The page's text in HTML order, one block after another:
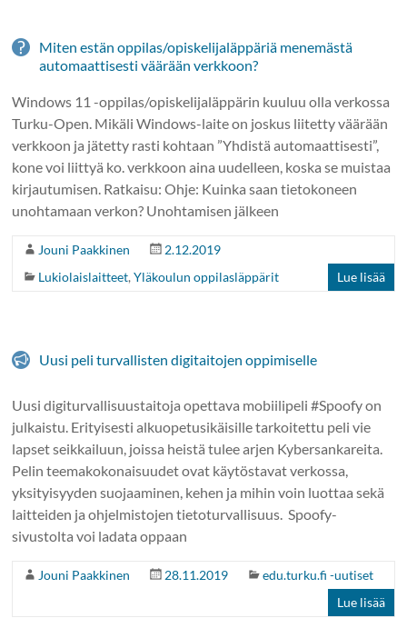
Miten estän oppilas/opiskelijaläppäriä menemästä
automaattisesti väärään verkkoon?
Windows 11 -oppilas/opiskelijaläppärin kuuluu olla verkossa
Turku-Open. Mikäli Windows-laite on joskus liitetty väärään
verkkoon ja jätetty rasti kohtaan ”Yhdistä automaattisesti”,
kone voi liittyä ko. verkkoon aina uudelleen, koska se muistaa
kirjautumisen. Ratkaisu: Ohje: Kuinka saan tietokoneen
unohtamaan verkon? Unohtamisen jälkeen
Jouni Paakkinen
2.12.2019
Lukiolaislaitteet,Yläkoulun oppilasläppärit Lue lisää
Uusi peli turvallisten digitaitojen oppimiselle
Uusi digiturvallisuustaitoja opettava mobiilipeli #Spoofy on
julkaistu. Erityisesti alkuopetusikäisille tarkoitettu peli vie
lapset seikkailuun, joissa heistä tulee arjen Kybersankareita.
Pelin teemakokonaisuudet ovat käytöstavat verkossa,
yksityisyyden suojaaminen, kehen ja mihin voin luottaa sekä
laitteiden ja ohjelmistojen tietoturvallisuus. Spoofy-
sivustolta voi ladata oppaan
Jouni Paakkinen 28.11.2019
edu.turku.fi -uutiset
Lue lisää